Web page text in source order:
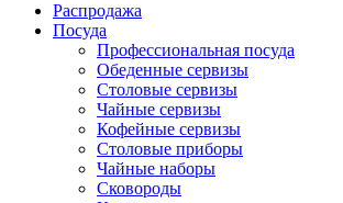
Распродажа
Посуда
Профессиональная посуда
Обеденные сервизы
Столовые сервизы
Чайные сервизы
Кофейные сервизы
Столовые приборы
Чайные наборы
Сковороды